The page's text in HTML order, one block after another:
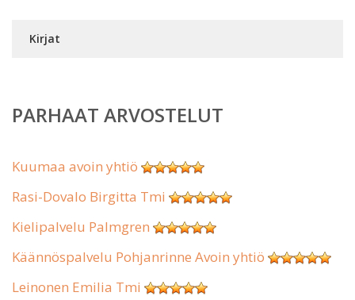
Kirjat
PARHAAT ARVOSTELUT
Kuumaa avoin yhtiö
Rasi-Dovalo Birgitta Tmi
Kielipalvelu Palmgren
Käännöspalvelu Pohjanrinne Avoin yhtiö
Leinonen Emilia Tmi